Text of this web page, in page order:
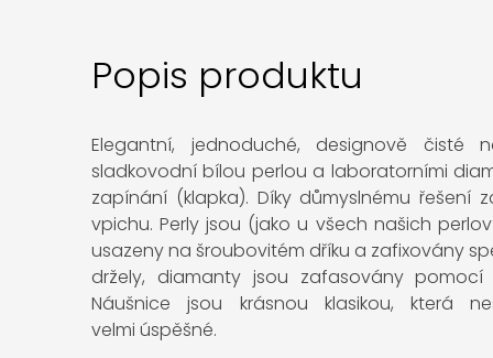
Popis produktu
Elegantní, jednoduché, designově čisté
sladkovodní bílou perlou a laboratorními
zapínání (klapka). Díky důmyslnému řešení
vpichu. Perly jsou (jako u všech našich
usazeny na šroubovitém dříku a zafixovány
držely, diamanty jsou zafasovány
Náušnice jsou krásnou klasikou, která
velmi úspěšné.